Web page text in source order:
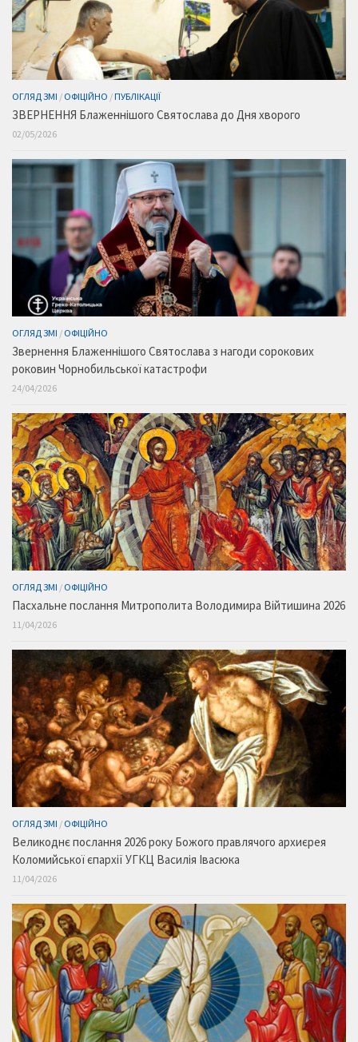
ОГЛЯД ЗМІ / ОФІЦІЙНО /ПУБЛІКАЦІЇ
ЗВЕРНЕННЯ Блаженнішого Святослава до Дня хворого
02/05/2026
ОГЛЯД ЗМІ / ОФІЦІЙНО
Звернення Блаженнішого Святослава з нагоди сорокових
роковин Чорнобильської катастрофи
24/04/2026
ОГЛЯД ЗМІ / ОФІЦІЙНО
Пасхальне послання Митрополита Володимира Війтишина 2026
11/04/2026
ОГЛЯД ЗМІ / ОФІЦІЙНО
Великоднє послання 2026 року Божого правлячого архиєрея
Коломийської єпархії УГКЦ Василія Івасюка
11/04/2026